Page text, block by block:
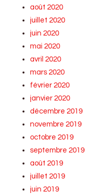
août 2020
juillet 2020
juin 2020
mai 2020
avril 2020
mars 2020
février 2020
janvier 2020
décembre 2019
novembre 2019
octobre 2019
septembre 2019
août 2019
juillet 2019
juin 2019